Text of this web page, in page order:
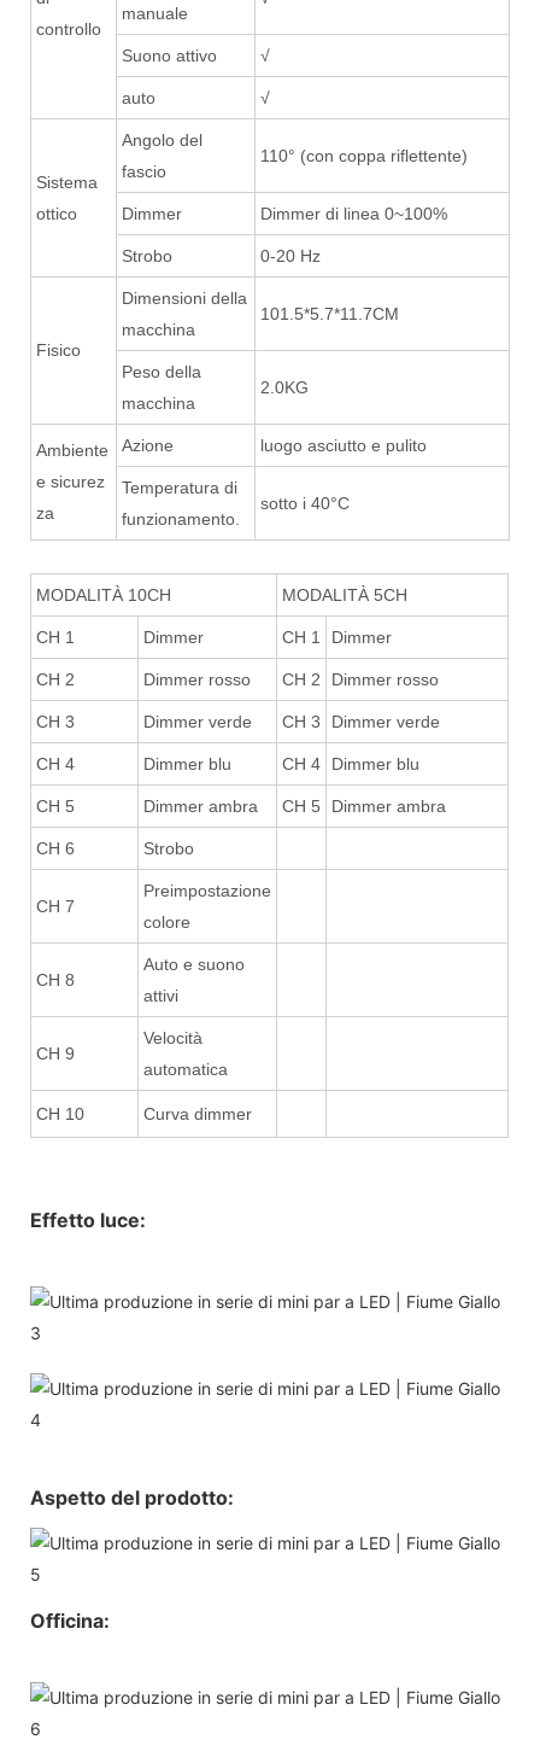
controllo
manuale
Suono attivo √
auto √
Sistema
ottico
Angolo del
fascio
110° (con coppa riflettente)
Dimmer Dimmer di linea 0~100%
Strobo 0-20 Hz
Fisico
Dimensioni della
macchina
101.5*5.7*11.7CM
Peso della
macchina
2.0KG
Ambiente
e sicurez
za
Azione luogo asciutto e pulito
Temperatura di
funzionamento.
sotto i 40°C
MODALITÀ 10CH MODALITÀ 5CH
CH 1 Dimmer CH 1 Dimmer
CH 2 Dimmer rosso CH 2 Dimmer rosso
CH 3 Dimmer verde CH 3 Dimmer verde
CH 4 Dimmer blu CH 4 Dimmer blu
CH 5 Dimmer ambra CH 5 Dimmer ambra
CH 6 Strobo
CH 7
Preimpostazione
colore
CH 8
Auto e suono
attivi
CH 9
Velocità
automatica
CH 10 Curva dimmer
Effetto luce:
Aspetto del prodotto:
Officina: